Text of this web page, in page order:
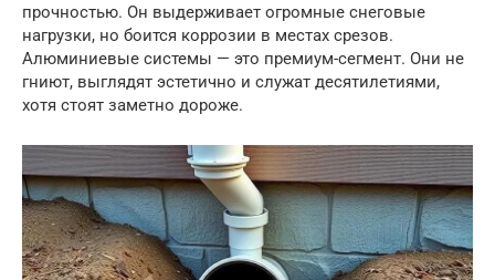
прочностью. Он выдерживает огромные снеговые
нагрузки, но боится коррозии в местах срезов.
Алюминиевые системы — это премиум-сегмент. Они не
гниют, выглядят эстетично и служат десятилетиями,
хотя стоят заметно дороже.